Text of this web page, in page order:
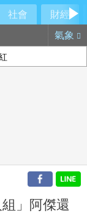
社會
財經
氣象
」阿傑還